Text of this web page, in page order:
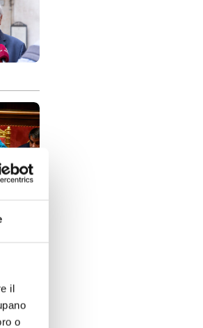
il
o